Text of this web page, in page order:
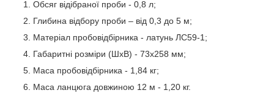
Обсяг відібраної проби - 0,8 л;
Глибина відбору проби – від 0,3 до 5 м;
Матеріал пробовідбірника - латунь ЛС59-1;
Габаритні розміри (ШхВ) - 73х258 мм;
Маса пробовідбірника - 1,84 кг;
Маса ланцюга довжиною 12 м - 1,20 кг.